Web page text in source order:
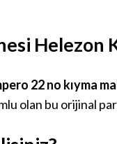
Helezon
22 no kıyma
olan bu orijinal